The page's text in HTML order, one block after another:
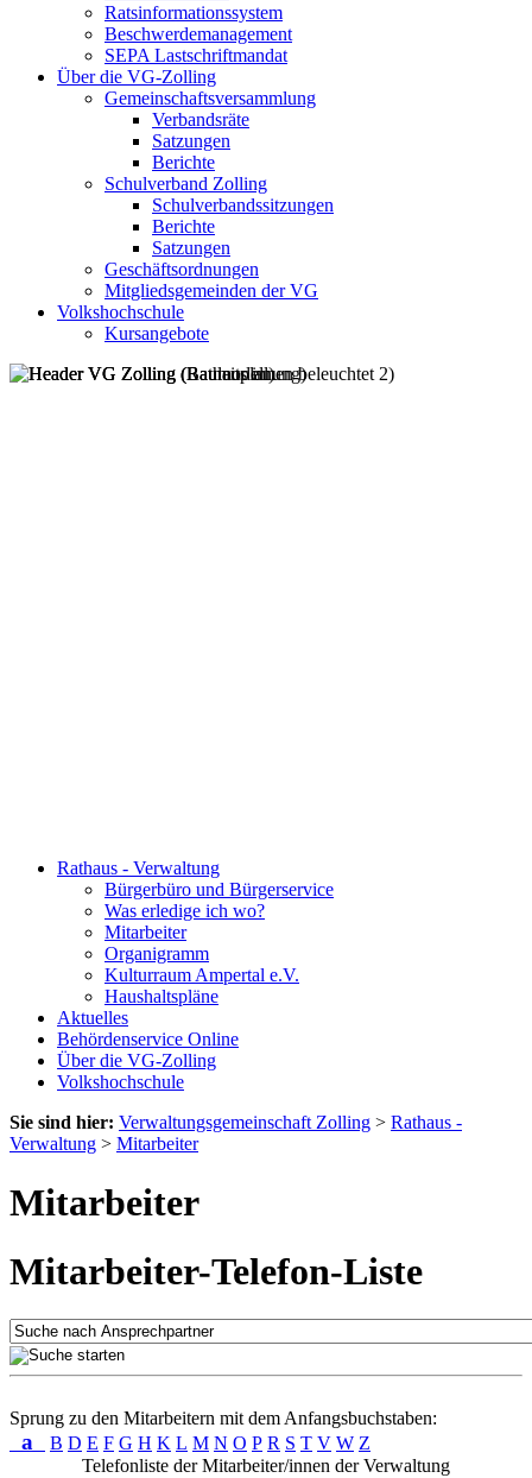
Ratsinformationssystem
Beschwerdemanagement
SEPA Lastschriftmandat
Über die VG-Zolling
Gemeinschaftsversammlung
Verbandsräte
Satzungen
Berichte
Schulverband Zolling
Schulverbandssitzungen
Berichte
Satzungen
Geschäftsordnungen
Mitgliedsgemeinden der VG
Volkshochschule
Kursangebote
Rathaus - Verwaltung
Bürgerbüro und Bürgerservice
Was erledige ich wo?
Mitarbeiter
Organigramm
Kulturraum Ampertal e.V.
Haushaltspläne
Aktuelles
Behördenservice Online
Über die VG-Zolling
Volkshochschule
Sie sind hier: Verwaltungsgemeinschaft Zolling > Rathaus -
Verwaltung > Mitarbeiter
Mitarbeiter
Mitarbeiter-Telefon-Liste
Sprung zu den Mitarbeitern mit dem Anfangsbuchstaben:
a B D E F G H K L M N O P R S T V W Z
Telefonliste der Mitarbeiter/innen der Verwaltung